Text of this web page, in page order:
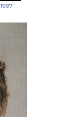
, 1997